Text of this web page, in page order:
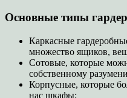
Основные типы
Каркасные
множество ящиков,
Сотовые, которые
собственному
Корпусные, которые
нас шкафы;